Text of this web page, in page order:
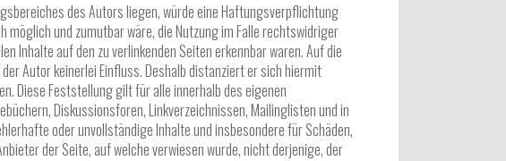
des Autors liegen, würde eine Haftungsverpflichtung
und zumutbar wäre, die Nutzung im Falle rechtswidriger
Inhalte auf den zu verlinkenden Seiten erkennbar waren. Auf die
Autor keinerlei Einfluss. Deshalb distanziert er sich hiermit
Diese Feststellung gilt für alle innerhalb des eigenen
Diskussionsforen, Linkverzeichnissen, Mailinglisten und in
oder unvollständige Inhalte und insbesondere für Schäden,
der Seite, auf welche verwiesen wurde, nicht derjenige, der